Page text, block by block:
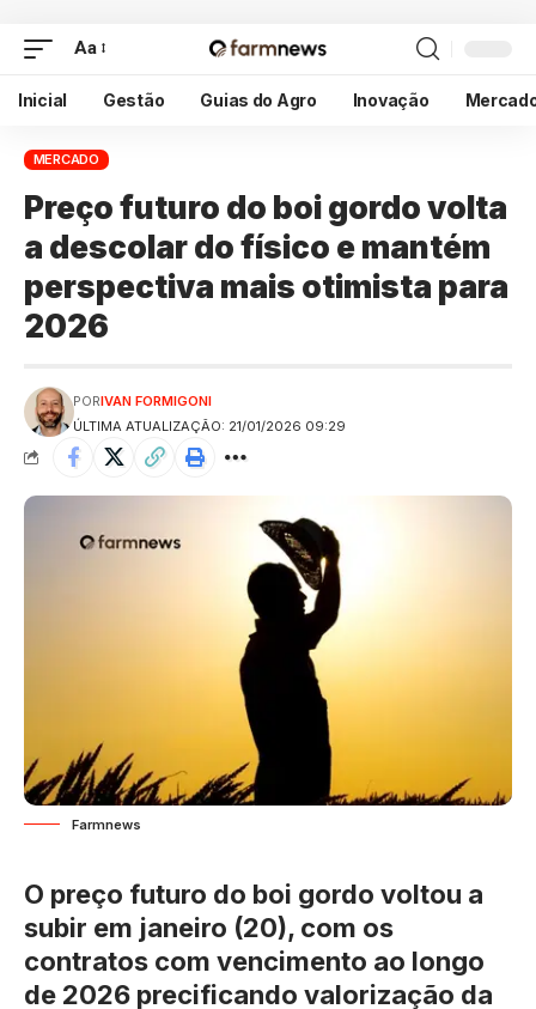
Aa
Inicial Gestão Guias do Agro Inovação
MERCADO
Preço futuro do boi gordo volta
a descolar do físico e mantém
perspectiva mais otimista para
2026
ÚLTIMA ATUALIZAÇÃO: 21/01/2026 09:29
PORIVAN FORMIGONI
Farmnews
O preço futuro do boi gordo voltou a
subir em janeiro (20), com os
contratos com vencimento ao longo
de 2026 precificando valorização da